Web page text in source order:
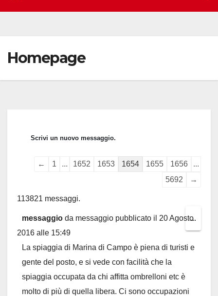
Homepage
Guestbook
← 1 ... 1652 1653 1654 1655 1656
...
5692
→
113821 messaggi.
messaggio da messaggio pubblicato il 20 Agosto
2016 alle 15:49
La spiaggia di Marina di Campo è piena di turisti e
gente del posto, e si vede con facilità che la
spiaggia occupata da chi affitta ombrelloni etc è
molto di più di quella libera. Ci sono occupazioni
...
this